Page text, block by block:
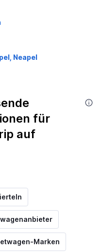
Neapel
für
auf
Marken